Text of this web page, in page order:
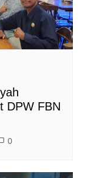
DPW FBN
0